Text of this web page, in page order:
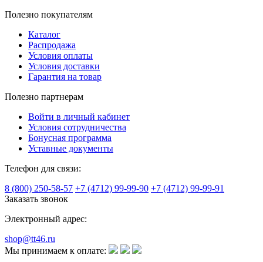
Полезно покупателям
Каталог
Распродажа
Условия оплаты
Условия доставки
Гарантия на товар
Полезно партнерам
Войти в личный кабинет
Условия сотрудничества
Бонусная программа
Уставные документы
Телефон для связи:
8 (800) 250-58-57 +7 (4712) 99-99-90 +7 (4712) 99-99-91
Заказать звонок
Электронный адрес:
shop@tt46.ru
Мы принимаем к оплате: